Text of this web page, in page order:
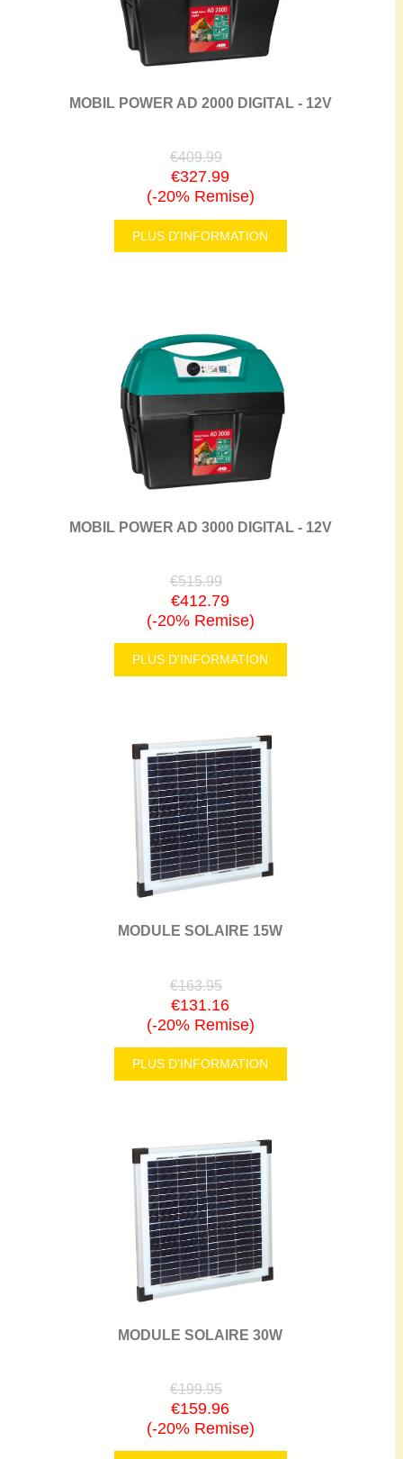
MOBIL POWER AD 2000 DIGITAL - 12V
€409.99
€327.99
(-20% Remise)
PLUS D'INFORMATION
MOBIL POWER AD 3000 DIGITAL - 12V
€515.99
€412.79
(-20% Remise)
PLUS D'INFORMATION
MODULE SOLAIRE 15W
€163.95
€131.16
(-20% Remise)
PLUS D'INFORMATION
MODULE SOLAIRE 30W
€199.95
€159.96
(-20% Remise)